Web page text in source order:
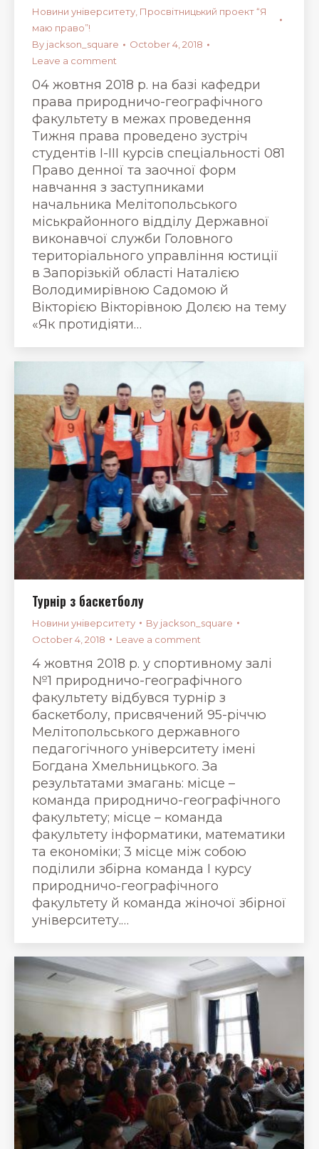
Новини університету Просвітницький проект “Я
маю право”!
By jackson_square
October 4, 2018
Leave a comment
04 жовтня 2018 р. на базі кафедри
права природничо-географічного
факультету в межах проведення
Тижня права проведено зустріч
студентів І-ІІІ курсів спеціальності 081
Право денної та заочної форм
навчання з заступниками
начальника Мелітопольського
міськрайонного відділу Державної
виконавчої служби Головного
територіального управління юстиції
в Запорізькій області Наталією
Володимирівною Садомою й
Вікторією Вікторівною Долєю на тему
«Як протидіяти…
Турнір з баскетболу
Новини університету By jackson_square
October 4, 2018
Leave a comment
4 жовтня 2018 р. у спортивному залі
№1 природничо-географічного
факультету відбувся турнір з
баскетболу, присвячений 95-річчю
Мелітопольського державного
педагогічного університету імені
Богдана Хмельницького. За
результатами змагань: місце –
команда природничо-географічного
факультету; місце – команда
факультету інформатики, математики
та економіки; 3 місце між собою
поділили збірна команда І курсу
природничо-географічного
факультету й команда жіночої збірної
університету.…